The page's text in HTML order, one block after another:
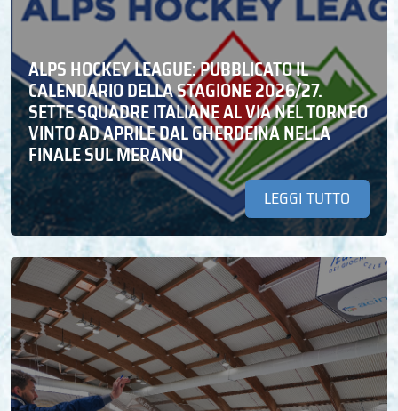
ALPS HOCKEY LEAGUE: PUBBLICATO IL
CALENDARIO DELLA STAGIONE 2026/27.
SETTE SQUADRE ITALIANE AL VIA NEL TORNEO
VINTO AD APRILE DAL GHERDEINA NELLA
FINALE SUL MERANO
LEGGI TUTTO